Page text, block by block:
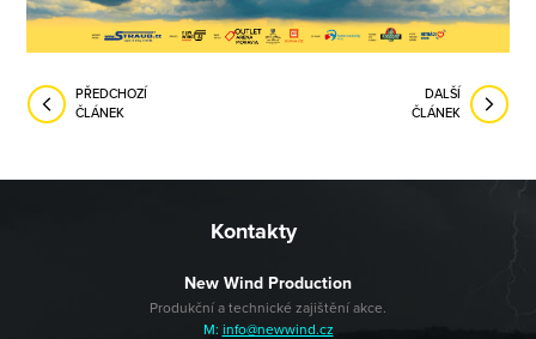
DALŠÍ
ČLÁNEK
PŘEDCHOZÍ
ČLÁNEK
Kontakty
New Wind Production
Produkční a technické zajištění akce.
M: info@newwind.cz